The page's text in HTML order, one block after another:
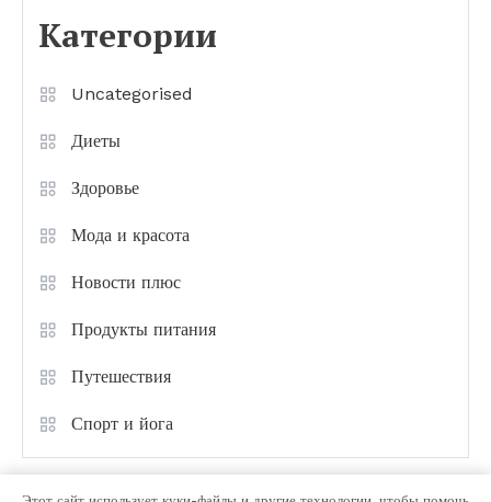
Категории
Uncategorised
Диеты
Здоровье
Мода и красота
Новости плюс
Продукты питания
Путешествия
Спорт и йога